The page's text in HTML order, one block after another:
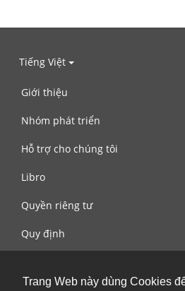
Trang Web này dùng Cookies
Tiếng Việt
Giới thiệu
Nhóm phát triển
Hỗ trợ cho chúng tôi
Libro
Quyền riêng tư
Quy định